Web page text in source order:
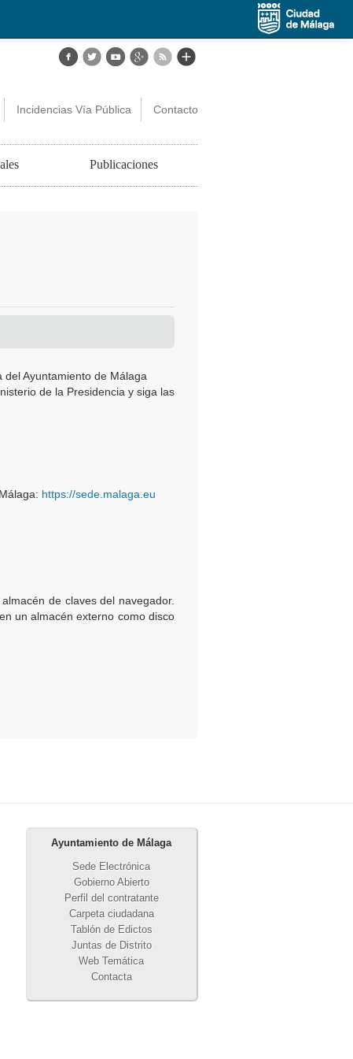
Incidencias Vía Pública Contacto
Publicaciones
Ayuntamiento de Málaga
de la Presidencia y siga las
https://sede.malaga.eu
de claves del navegador.
un almacén externo como disco
Ayuntamiento de Málaga
Sede Electrónica
Gobierno Abierto
Perfil del contratante
Carpeta ciudadana
Tablón de Edictos
Juntas de Distrito
Web Temática
Contacta